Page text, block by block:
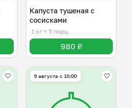
Капуста тушеная с
сосисками
1 кг ≈ 5 порц.
980 ₽
9 августа с 10:00